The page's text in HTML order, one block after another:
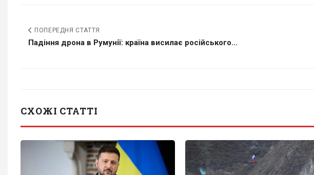
ПОПЕРЕДНЯ СТАТТЯ
Падіння дрона в Румунії: країна висилає російського...
СХОЖІ СТАТТІ